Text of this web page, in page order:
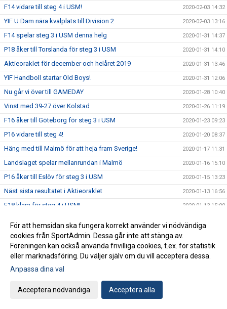
F14 vidare till steg 4 i USM! 2020-02-03 14:32
YIF U Dam nära kvalplats till Division 2 2020-02-03 13:16
F14 spelar steg 3 i USM denna helg 2020-01-31 14:37
P18 åker till Torslanda för steg 3 i USM 2020-01-31 14:10
Aktieoraklet för december och helåret 2019 2020-01-31 13:46
YIF Handboll startar Old Boys! 2020-01-31 12:06
Nu går vi över till GAMEDAY 2020-01-28 10:40
Vinst med 39-27 över Kolstad 2020-01-26 11:19
F16 åker till Göteborg för steg 3 i USM 2020-01-23 09:23
P16 vidare till steg 4! 2020-01-20 08:37
Häng med till Malmö för att heja fram Sverige! 2020-01-17 11:31
Landslaget spelar mellanrundan i Malmö 2020-01-16 15:10
P16 åker till Eslöv för steg 3 i USM 2020-01-15 13:23
Näst sista resultatet i Aktieoraklet 2020-01-13 16:56
F18 klara för steg 4 i USM! 2020-01-13 15:00
Sex YIF-pågar kallade till träningsdag med U18-landslaget
Idag startar EM2020! 2020-01-09 16:50
Två YIF:are till landslagsläger med U20-landslaget
Anmälan till YIF Handboll Camp är öppen
För att hemsidan ska fungera korrekt använder vi nödvändiga
cookies från SportAdmin. Dessa går inte att stänga av.
Föreningen kan också använda frivilliga cookies, t.ex. för statistik
eller marknadsföring. Du väljer själv om du vill acceptera dessa.
Anpassa dina val
Acceptera nödvändiga Acceptera alla